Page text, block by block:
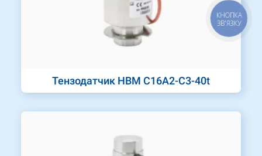
Тензодатчик HBM C16A2-C3-40t
КНОПКА
ЗВ'ЯЗКУ